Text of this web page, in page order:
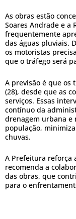
As obras estão
Soares Andrade e a
frequentemente
das águas pluviais.
os motoristas
que o tráfego será
A previsão é que os
(28), desde que as
serviços. Essas
contínuo da
drenagem urbana e
população,
chuvas.
A Prefeitura reforça
recomenda a
das obras, que
para o